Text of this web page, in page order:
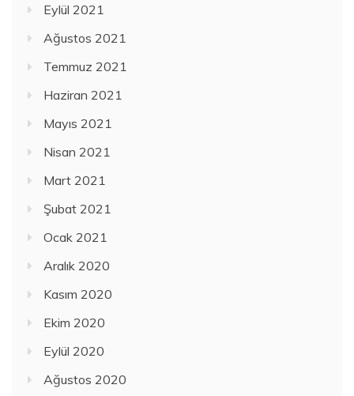
Eylül 2021
Ağustos 2021
Temmuz 2021
Haziran 2021
Mayıs 2021
Nisan 2021
Mart 2021
Şubat 2021
Ocak 2021
Aralık 2020
Kasım 2020
Ekim 2020
Eylül 2020
Ağustos 2020